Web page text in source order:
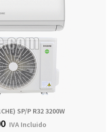
SP/P R32 3200W
IVA Incluido